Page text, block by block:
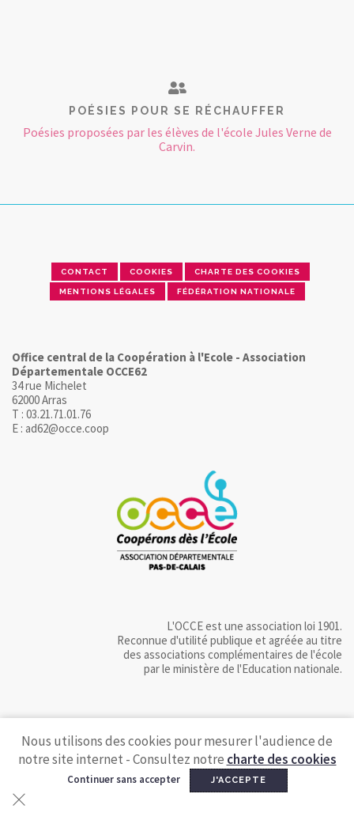
POÉSIES POUR SE RÉCHAUFFER
Poésies proposées par les élèves de l'école Jules Verne de
Carvin.
CONTACT COOKIES CHARTE DES COOKIES
MENTIONS LÉGALES FÉDÉRATION NATIONALE
Office central de la Coopération à l'Ecole - Association
Départementale OCCE62
34 rue Michelet
62000 Arras
T : 03.21.71.01.76
E : ad62@occe.coop
L'OCCE est une association loi 1901.
Reconnue d'utilité publique et agréée au titre
des associations complémentaires de l'école
par le ministère de l'Education nationale.
Nous utilisons des cookies pour mesurer l'audience de
notre site internet - Consultez notre charte des cookies
Continuer sans accepter J'ACCEPTE